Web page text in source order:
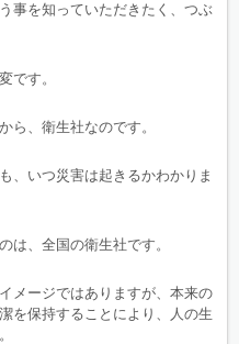
事を知っていただきたく、つぶ
です。
ら、衛生社なのです。
、いつ災害は起きるかわかりま
は、全国の衛生社です。
メージではありますが、本来の
を保持することにより、人の生